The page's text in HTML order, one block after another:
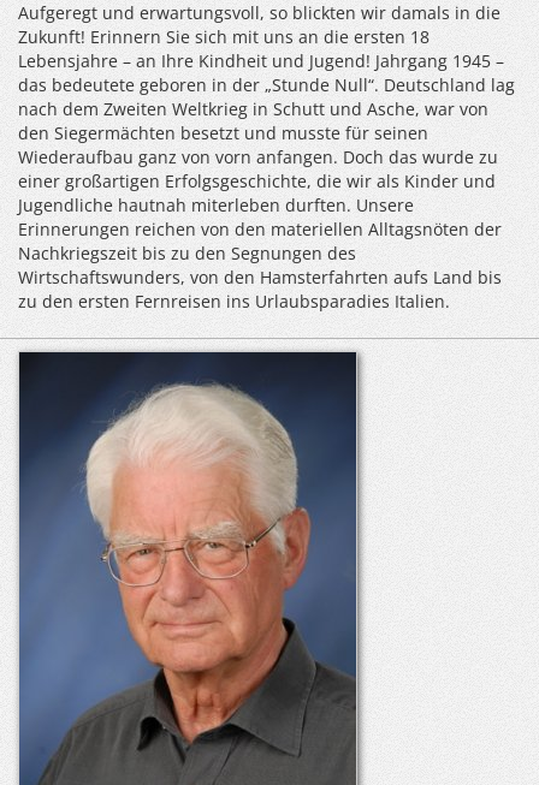
Aufgeregt und erwartungsvoll, so blickten wir damals in die
Zukunft! Erinnern Sie sich mit uns an die ersten 18
Lebensjahre – an Ihre Kindheit und Jugend! Jahrgang 1945 –
das bedeutete geboren in der „Stunde Null“. Deutschland lag
nach dem Zweiten Weltkrieg in Schutt und Asche, war von
den Siegermächten besetzt und musste für seinen
Wiederaufbau ganz von vorn anfangen. Doch das wurde zu
einer großartigen Erfolgsgeschichte, die wir als Kinder und
Jugendliche hautnah miterleben durften. Unsere
Erinnerungen reichen von den materiellen Alltagsnöten der
Nachkriegszeit bis zu den Segnungen des
Wirtschaftswunders, von den Hamsterfahrten aufs Land bis
zu den ersten Fernreisen ins Urlaubsparadies Italien.